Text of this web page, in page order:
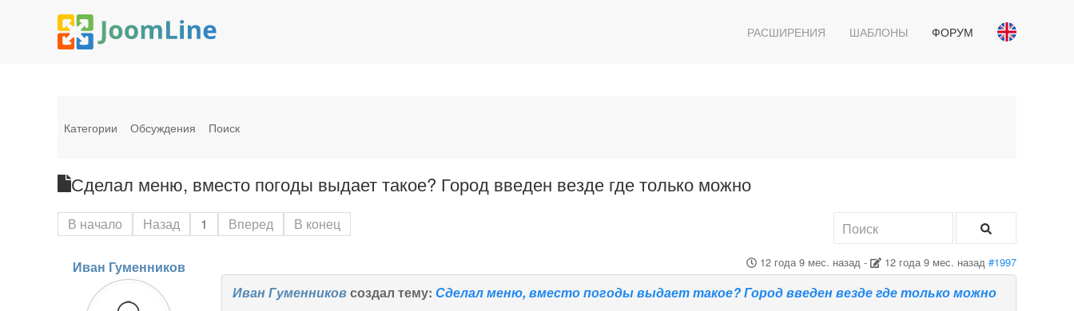
РАСШИРЕНИЯ ШАБЛОНЫ ФОРУМ
Категории Обсуждения Поиск
Сделал меню, вместо погоды выдает такое? Город введен везде где только можно
В начало Назад 1 Вперед В конец
Иван Гуменников 12 года 9 мес. назад- 12 года 9 мес. назад #1997
Иван Гуменниковсоздал тему:Сделал меню, вместо погоды выдает такое? Город введен везде где только можно